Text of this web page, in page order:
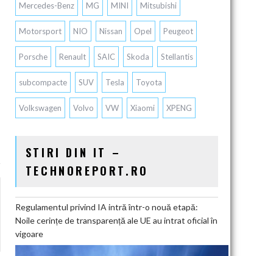
Mercedes-Benz MG MINI Mitsubishi
Motorsport NIO Nissan Opel Peugeot
Porsche Renault SAIC Skoda Stellantis
subcompacte SUV Tesla Toyota
Volkswagen Volvo VW Xiaomi XPENG
STIRI DIN IT –
TECHNOREPORT.RO
Regulamentul privind IA intră într-o nouă etapă:
Noile cerințe de transparență ale UE au intrat oficial în
vigoare